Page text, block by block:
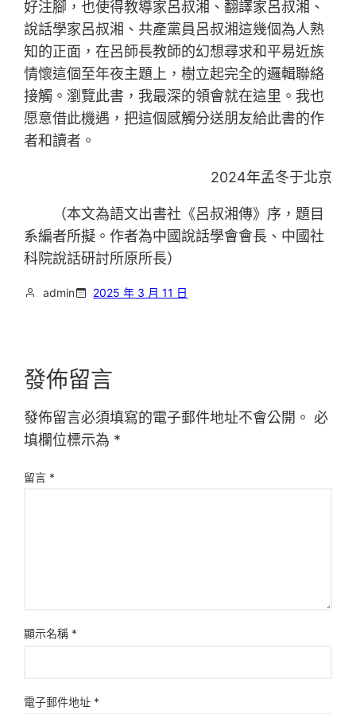
好注腳，也使得教導家呂叔湘、翻譯家呂叔湘、
說話學家呂叔湘、共產黨員呂叔湘這幾個為人熟
知的正面，在呂師長教師的幻想尋求和平易近族
情懷這個至年夜主題上，樹立起完全的邏輯聯絡
接觸。瀏覽此書，我最深的領會就在這里。我也
愿意借此機遇，把這個感觸分送朋友給此書的作
者和讀者。
2024年孟冬于北京
（本文為語文出書社《呂叔湘傳》序，題目
系編者所擬。作者為中國說話學會會長、中國社
科院說話研討所原所長）
admin 2025 年 3 月 11 日
發佈留言
發佈留言必須填寫的電子郵件地址不會公開。 必
填欄位標示為 *
留言 *
顯示名稱 *
電子郵件地址 *